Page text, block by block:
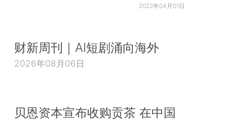
2022年04月01日
财新周刊｜AI短剧涌向海外
2026年08月06日
贝恩资本宣布收购贡茶 在中国